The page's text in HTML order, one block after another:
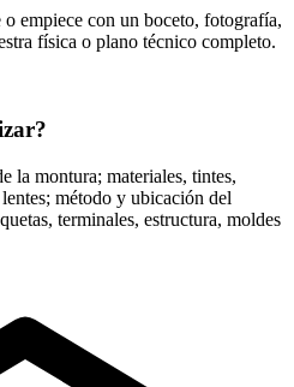
empiece con un boceto, fotografía,
física o plano técnico completo.
la montura; materiales, tintes,
método y ubicación del
terminales, estructura, moldes